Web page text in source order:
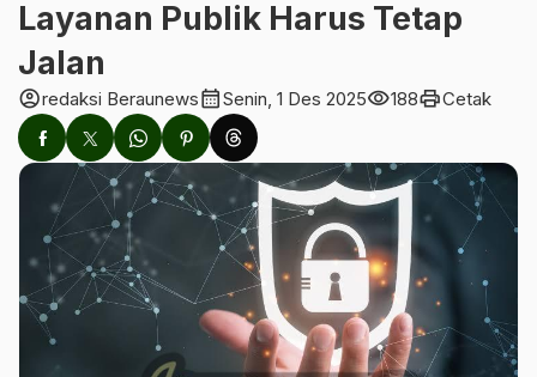
Layanan Publik Harus Tetap
Jalan
account_circleredaksi Beraunewscalendar_monthSenin, 1 Des 2025visibility188printCetak